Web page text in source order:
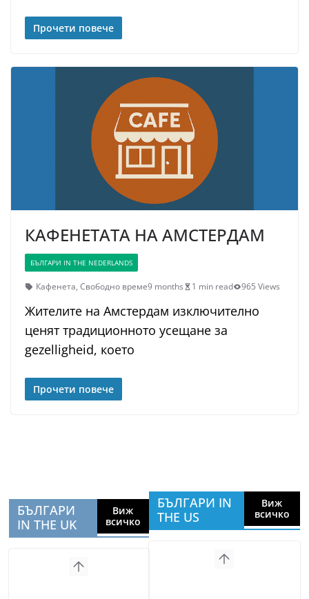
Прочети повече
КАФЕНЕТАТА НА АМСТЕРДАМ
БЪЛГАРИ IN THE NEDERLANDS
Кафенета, Свободно време9 months 1 min read 965 Views
Жителите на Амстердам изключително
ценят традиционното усещане за
gezelligheid, което
Прочети повече
БЪЛГАРИ
IN THE UK
Виж
всичко
БЪЛГАРИ IN
THE US
Виж
всичко